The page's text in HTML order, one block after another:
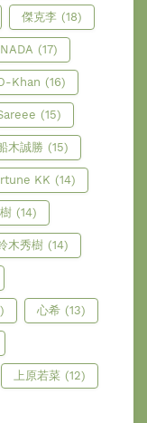
傑克李 (18)
(17)
Khan (16)
(15)
木誠勝 (15)
KK (14)
(14)
木秀樹 (14)
心希 (13)
上原若菜 (12)